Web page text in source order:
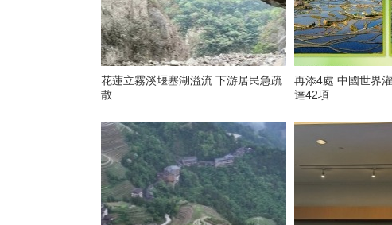
花蓮立霧溪堰塞湖溢流 下游居民急疏
散
再添4處 中國世界灌溉工程遺產總數
達42項